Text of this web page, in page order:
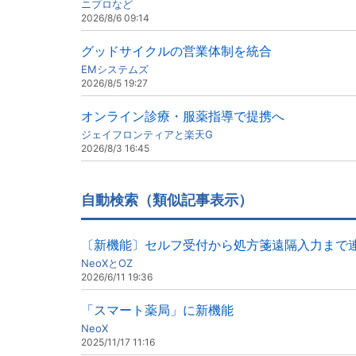
ニプロなど
2026/8/6 09:14
グッドサイクルの営業体制を統合
EMシステムズ
2026/8/5 19:27
オンライン診療・服薬指導で提携へ
ジェイフロンティアと楽天G
2026/8/3 16:45
自動検索（類似記事表示）
〔新機能〕セルフ受付から処方箋遠隔入力まで
NeoXとOZ
2026/6/11 19:36
「スマート薬局」に新機能
NeoX
2025/11/17 11:16